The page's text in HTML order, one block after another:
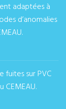
adaptées à
d’anomalies
fuites sur PVC
CEMEAU.